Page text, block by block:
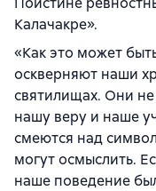
Калачакре».
«Как это может
оскверняют наши
святилищах. Они
нашу веру и наше
смеются над
могут осмыслить.
наше поведение